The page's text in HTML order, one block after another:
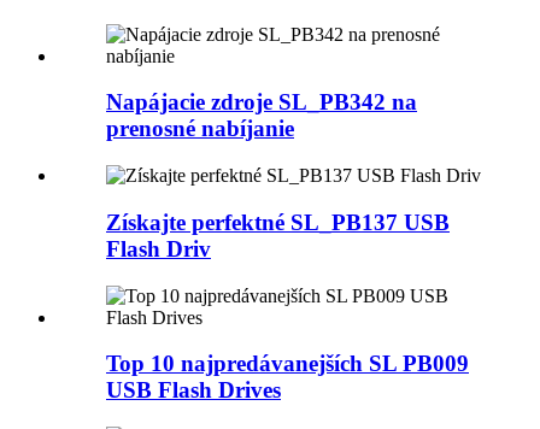
Napájacie zdroje SL_PB342 na
prenosné nabíjanie
Získajte perfektné SL_PB137 USB
Flash Driv
Top 10 najpredávanejších SL PB009
USB Flash Drives